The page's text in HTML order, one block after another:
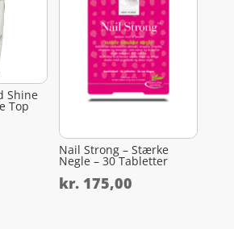
Shine
Top
Nail Strong – Stærke
Negle – 30 Tabletter
kr. 175,00